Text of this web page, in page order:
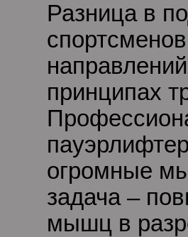
Разница в
принципах
огромные
задача –
мышц в